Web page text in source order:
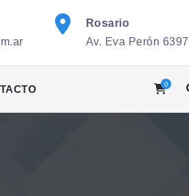
Rosario
Av. Eva Perón 6397
0